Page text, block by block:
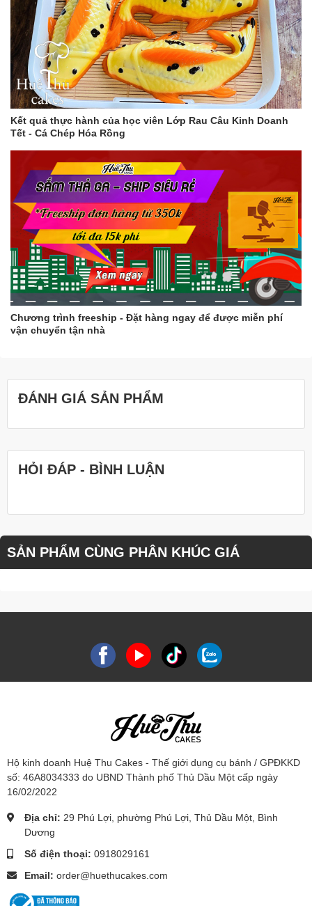
Kết quả thực hành của học viên Lớp Rau Câu Kinh Doanh
Tết - Cá Chép Hóa Rồng
Chương trình freeship - Đặt hàng ngay để được miễn phí
vận chuyển tận nhà
ĐÁNH GIÁ SẢN PHẨM
HỎI ĐÁP - BÌNH LUẬN
SẢN PHẨM CÙNG PHÂN KHÚC GIÁ
Hộ kinh doanh Huệ Thu Cakes - Thế giới dụng cụ bánh / GPĐKKD
số: 46A8034333 do UBND Thành phố Thủ Dầu Một cấp ngày
16/02/2022
Địa chỉ: 29 Phú Lợi, phường Phú Lợi, Thủ Dầu Một, Bình
Dương
Số điện thoại: 0918029161
Email: order@huethucakes.com